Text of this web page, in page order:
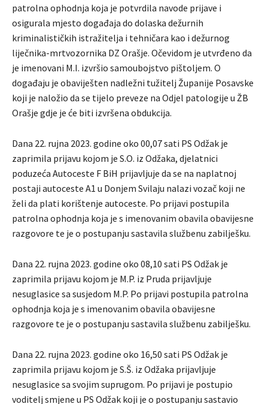
patrolna ophodnja koja je potvrdila navode prijave i
osigurala mjesto događaja do dolaska dežurnih
kriminalističkih istražitelja i tehničara kao i dežurnog
liječnika-mrtvozornika DZ Orašje. Očevidom je utvrđeno da
je imenovani M.I. izvršio samoubojstvo pištoljem. O
događaju je obaviješten nadležni tužitelj Županije Posavske
koji je naložio da se tijelo preveze na Odjel patologije u ŽB
Orašje gdje je će biti izvršena obdukcija.
Dana 22. rujna 2023. godine oko 00,07 sati PS Odžak je
zaprimila prijavu kojom je S.O. iz Odžaka, djelatnici
poduzeća Autoceste F BiH prijavljuje da se na naplatnoj
postaji autoceste A1 u Donjem Svilaju nalazi vozač koji ne
želi da plati korištenje autoceste. Po prijavi postupila
patrolna ophodnja koja je s imenovanim obavila obavijesne
razgovore te je o postupanju sastavila službenu zabilješku.
Dana 22. rujna 2023. godine oko 08,10 sati PS Odžak je
zaprimila prijavu kojom je M.P. iz Pruda prijavljuje
nesuglasice sa susjedom M.P. Po prijavi postupila patrolna
ophodnja koja je s imenovanim obavila obavijesne
razgovore te je o postupanju sastavila službenu zabilješku.
Dana 22. rujna 2023. godine oko 16,50 sati PS Odžak je
zaprimila prijavu kojom je S.Š. iz Odžaka prijavljuje
nesuglasice sa svojim suprugom. Po prijavi je postupio
voditelj smjene u PS Odžak koji je o postupanju sastavio